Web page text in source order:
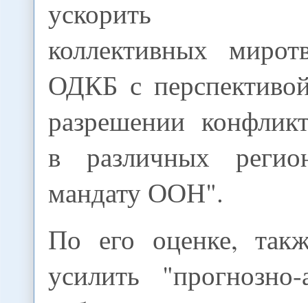
ускорить
коллективных
ОДКБ с
разрешении
в различных
мандату ООН".
По его оценке,
усилить "прогнозно-